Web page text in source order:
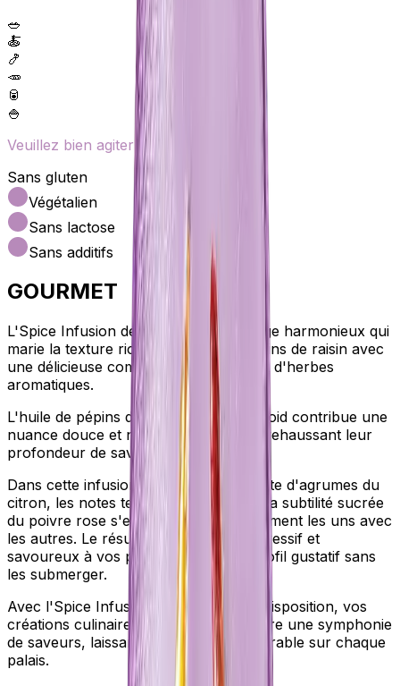
🥗
🍝
🍤
🥕
🥫
🍚
Veuillez bien agiter avant utilisation !
Sans gluten
Végétalien
Sans lactose
Sans additifs
GOURMET
L'Spice Infusion délicate est un mélange harmonieux qui
marie la texture riche de l'huile de pépins de raisin avec
une délicieuse combinaison d'épices et d'herbes
aromatiques.
L'huile de pépins de raisin pressée à froid contribue une
nuance douce et noisette à vos plats, rehaussant leur
profondeur de saveur globale.
Dans cette infusion, l'ail naturel, le zeste d'agrumes du
citron, les notes terreuses du thym et la subtilité sucrée
du poivre rose s'entrelacent gracieusement les uns avec
les autres. Le résultat est un ajout expressif et
savoureux à vos plats, élevant leur profil gustatif sans
les submerger.
Avec l'Spice Infusion délicate à votre disposition, vos
créations culinaires sont destinées à être une symphonie
de saveurs, laissant une impression durable sur chaque
palais.